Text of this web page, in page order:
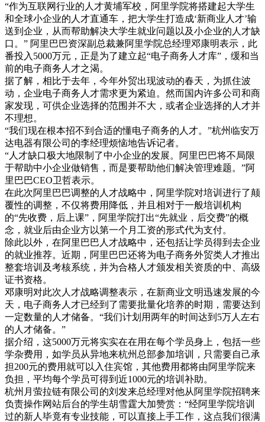
“作为互联网行业的人才黄埔军校，阿里学院将搭建起大学生
和全球小企业的人才直通车，把大学生打造成‘新商业人才’输
送到企业，从而帮助解决大学生就业问题以及小企业的人才缺
口。” 阿里巴巴资深副总裁兼阿里学院总经理邓康明表示，此
番投入5000万元，正是为了建立起“电子商务人才库”，缓和当
前的电子商务人才之渴。
据了解，相比于去年，今年外贸出现波动的春天，为抓住波
动，企业电子商务人才需求更为紧迫。然而国内许多公司和商
家发现，可供企业选择的范围并不大，或者企业选择的人才并
不理想。
“我们现在根本招不到合适的懂电子商务的人才。”杭州临安万
达电器有限公司的李经理烦恼地告诉记者。
“人才缺口极大地限制了中小企业的发展。阿里巴巴将不局限
于帮助中小企业做销售，而是要帮助他们解决管理难题。”阿
里巴巴CEO卫哲表示。
在此次阿里巴巴调整的人才战略中，阿里学院对培训进行了颠
覆性的调整，不仅将费用降低，并且相对于一般培训机构
的“先收费，后上课”，阿里学院打出“先就业，后交费”的概
念，就业后由企业方以第一个月工资的形式代为支付。
除此以外，在阿里巴巴人才战略中，还包括让学员得到去企业
的就业推荐。近期，阿里巴巴还将为电子商务外贸类人才推出
整套培训及考核系统，并为合格人才颁发相关资质的中、高级
证书资格。
邓康明对此次人才战略调整表示，在新商业文明迅速发展的今
天，电子商务人才已经到了需要批量化培养的时期，需要达到
一定数量的人才储备。“我们计划用两年的时间达到5万人左右
的人才储备。”
据介绍，这5000万元将实实在在用在每个学员身上，包括一些
学杂费用，如学员从异地来杭州总部参加培训，只需要自己承
担200元的费用就可以入住宾馆，其他费用都将由阿里学院来
负担，平均每个学员可得到近1000元的培训补助。
杭州月萤拉链有限公司的刘发来总经理对他从阿里学院招聘来
负责操作网站后台的学生胡雪霆大加赞赏：“经阿里学院培训
过的新人毕竟有专业技能，可以直接上手工作，这点我们很满